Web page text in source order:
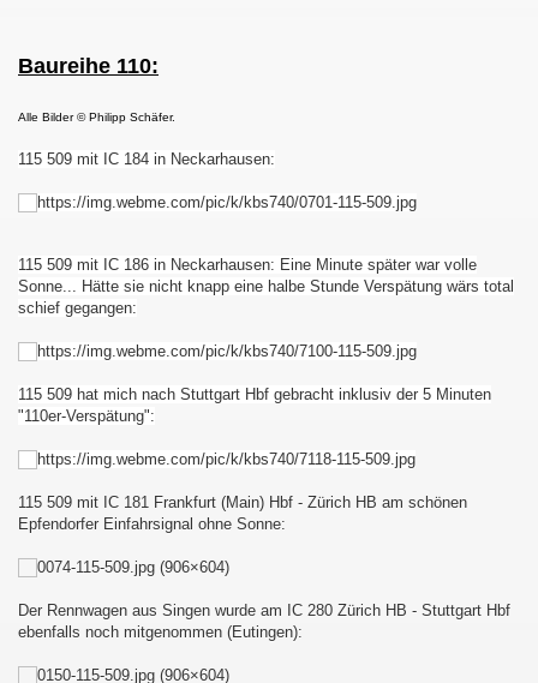
Baureihe 110:
Alle Bilder© Philipp Schäfer.
115 509 mit IC 184 in Neckarhausen:
115 509 mit IC 186 in Neckarhausen: Eine Minute später war volle
Sonne... Hätte sie nicht knapp eine halbe Stunde Verspätung wärs total
schief gegangen:
115 509 hat mich nach Stuttgart Hbf gebracht inklusiv der 5 Minuten
"110er-Verspätung":
115 509 mit IC 181 Frankfurt (Main) Hbf - Zürich HB am schönen
Epfendorfer Einfahrsignal ohne Sonne:
Der Rennwagen aus Singen wurde am IC 280 Zürich HB - Stuttgart Hbf
ebenfalls noch mitgenommen (Eutingen):